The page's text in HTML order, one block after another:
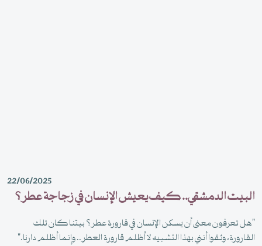
22/06/2025
البيت الدمشقي.. كيف يعيش الإنسان في زجاجة عطر؟
"هل تعرفون معنى أن يسكن الإنسان في قارورة عطر؟ بيتنا كان تلك
القارورة، وثقوا أنني بهذا التشبيه لا أظلم قارورة العطر.. وإنما أظلم دارنا."